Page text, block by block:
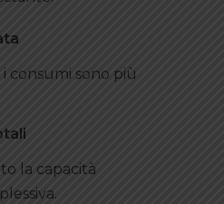
consumi sono più
la capacità